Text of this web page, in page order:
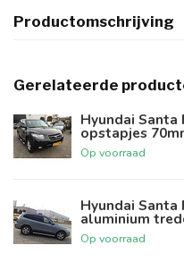
Productomschrijving
Gerelateerde
Hyundai Santa
opstapjes
Op voorraad
Hyundai Santa
aluminium
Op voorraad